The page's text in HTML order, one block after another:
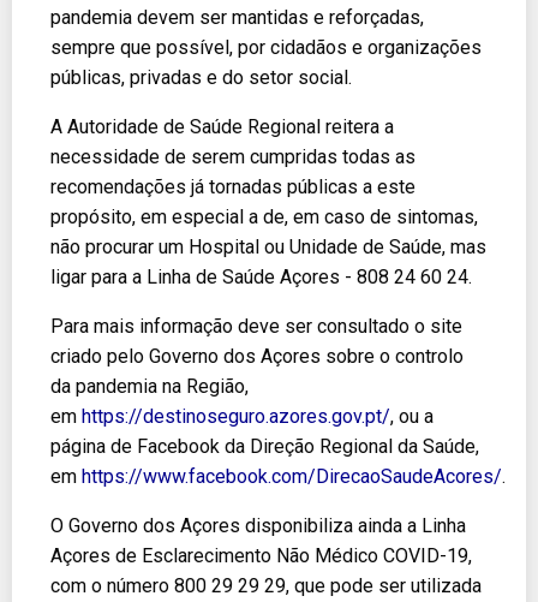
pandemia devem ser mantidas e reforçadas,
sempre que possível, por cidadãos e organizações
públicas, privadas e do setor social.
A Autoridade de Saúde Regional reitera a
necessidade de serem cumpridas todas as
recomendações já tornadas públicas a este
propósito, em especial a de, em caso de sintomas,
não procurar um Hospital ou Unidade de Saúde, mas
ligar para a Linha de Saúde Açores - 808 24 60 24.
Para mais informação deve ser consultado o site
criado pelo Governo dos Açores sobre o controlo
da pandemia na Região,
em https://destinoseguro.azores.gov.pt/, ou a
página de Facebook da Direção Regional da Saúde,
em https://www.facebook.com/DirecaoSaudeAcores/.
O Governo dos Açores disponibiliza ainda a Linha
Açores de Esclarecimento Não Médico COVID-19,
com o número 800 29 29 29, que pode ser utilizada